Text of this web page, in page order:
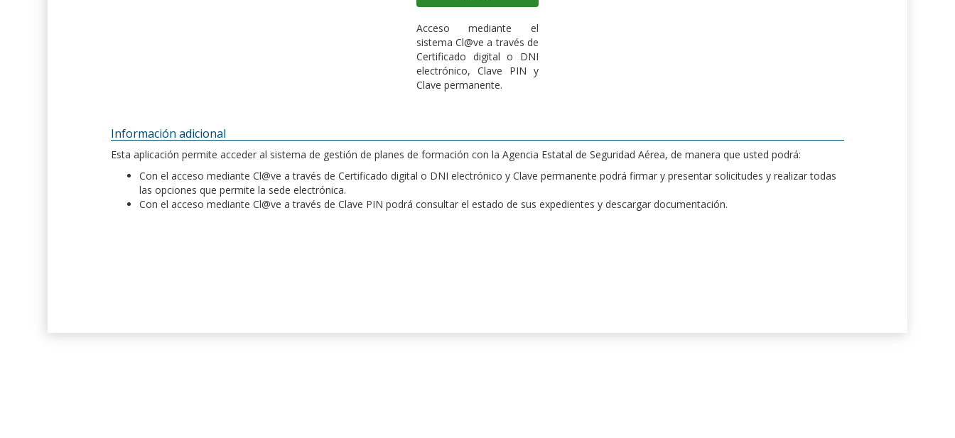
Acceso mediante el
sistema Cl@ve a través de
Certificado digital o DNI
electrónico, Clave PIN y
Clave permanente.
Información adicional
Esta aplicación permite acceder al sistema de gestión de planes de formación con la Agencia Estatal de Seguridad Aérea, de manera que usted podrá:
Con el acceso mediante Cl@ve a través de Certificado digital o DNI electrónico y Clave permanente podrá firmar y presentar solicitudes y realizar todas
las opciones que permite la sede electrónica.
Con el acceso mediante Cl@ve a través de Clave PIN podrá consultar el estado de sus expedientes y descargar documentación.